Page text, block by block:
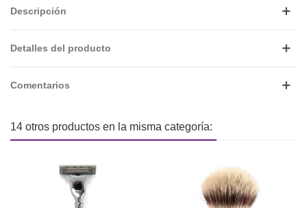
Descripción
Detalles del producto
Comentarios
14 otros productos en la misma categoría: